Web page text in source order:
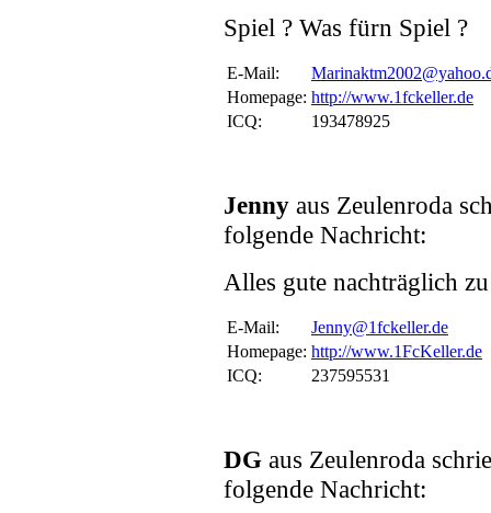
Spiel ? Was fürn Spiel ?
E-Mail:
Homepage: http://www.1fckeller.de
ICQ:
193478925
Jenny aus Zeulenroda
folgende Nachricht:
Alles gute nachträglich
E-Mail:
Jenny@1fckeller.de
Homepage: http://www.1FcKeller.de
ICQ:
237595531
DG aus Zeulenroda
folgende Nachricht: